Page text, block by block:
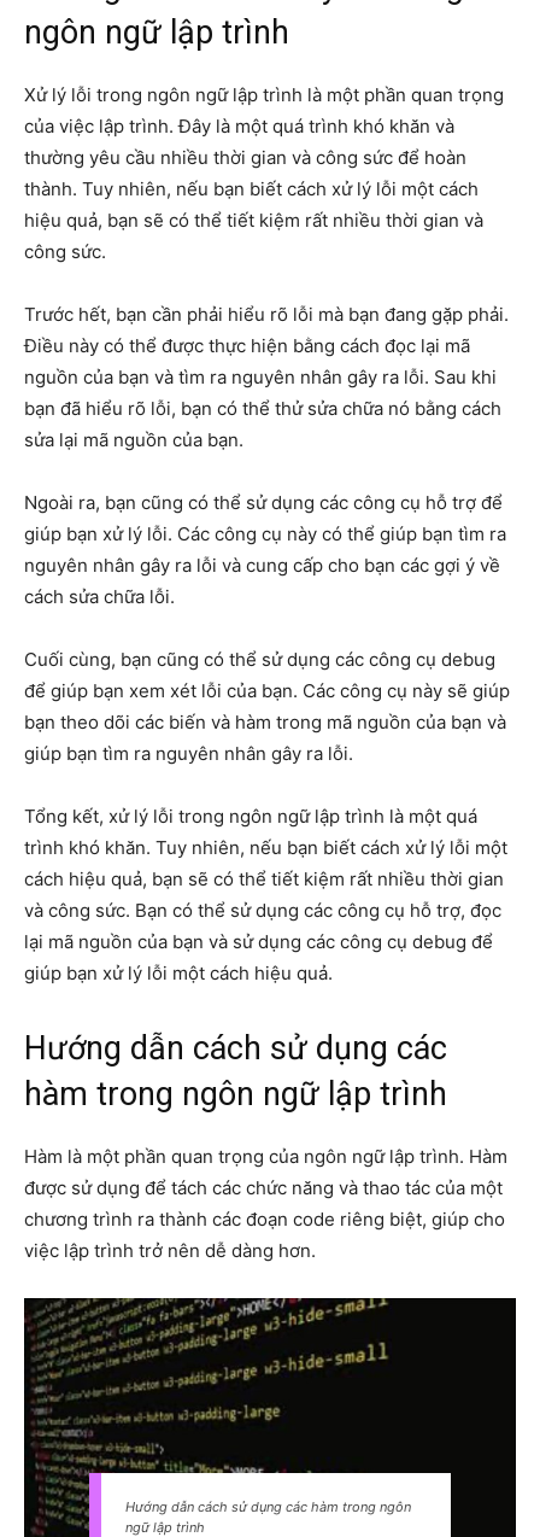
ngôn ngữ lập trình
Xử lý lỗi trong ngôn ngữ lập trình là một phần quan trọng
của việc lập trình. Đây là một quá trình khó khăn và
thường yêu cầu nhiều thời gian và công sức để hoàn
thành. Tuy nhiên, nếu bạn biết cách xử lý lỗi một cách
hiệu quả, bạn sẽ có thể tiết kiệm rất nhiều thời gian và
công sức.
Trước hết, bạn cần phải hiểu rõ lỗi mà bạn đang gặp phải.
Điều này có thể được thực hiện bằng cách đọc lại mã
nguồn của bạn và tìm ra nguyên nhân gây ra lỗi. Sau khi
bạn đã hiểu rõ lỗi, bạn có thể thử sửa chữa nó bằng cách
sửa lại mã nguồn của bạn.
Ngoài ra, bạn cũng có thể sử dụng các công cụ hỗ trợ để
giúp bạn xử lý lỗi. Các công cụ này có thể giúp bạn tìm ra
nguyên nhân gây ra lỗi và cung cấp cho bạn các gợi ý về
cách sửa chữa lỗi.
Cuối cùng, bạn cũng có thể sử dụng các công cụ debug
để giúp bạn xem xét lỗi của bạn. Các công cụ này sẽ giúp
bạn theo dõi các biến và hàm trong mã nguồn của bạn và
giúp bạn tìm ra nguyên nhân gây ra lỗi.
Tổng kết, xử lý lỗi trong ngôn ngữ lập trình là một quá
trình khó khăn. Tuy nhiên, nếu bạn biết cách xử lý lỗi một
cách hiệu quả, bạn sẽ có thể tiết kiệm rất nhiều thời gian
và công sức. Bạn có thể sử dụng các công cụ hỗ trợ, đọc
lại mã nguồn của bạn và sử dụng các công cụ debug để
giúp bạn xử lý lỗi một cách hiệu quả.
Hướng dẫn cách sử dụng các
hàm trong ngôn ngữ lập trình
Hàm là một phần quan trọng của ngôn ngữ lập trình. Hàm
được sử dụng để tách các chức năng và thao tác của một
chương trình ra thành các đoạn code riêng biệt, giúp cho
việc lập trình trở nên dễ dàng hơn.
Hướng dẫn cách sử dụng các hàm trong ngôn
ngữ lập trình